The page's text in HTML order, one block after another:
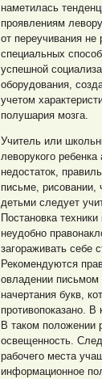
наметилась
проявлениям
от переучивания
специальных
успешной
оборудования,
учетом
полушария мозга.
Учитель или
леворукого
недостаток,
письме, рисовании,
детьми следует
Постановка
неудобно
загораживать себе
Рекомендуются
овладении письмом
начертания букв,
противопоказано. В
В таком положении
освещенность.
рабочего места
информационное